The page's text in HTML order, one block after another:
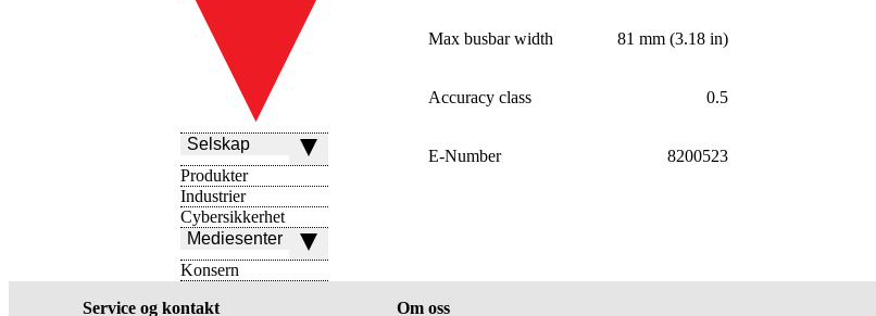
Selskap
Produkter
Industrier
Cybersikkerhet
Mediesenter
Konsern
Max busbar width 81 mm (3.18 in)
Accuracy class 0.5
E-Number 8200523
Service og kontakt Om oss